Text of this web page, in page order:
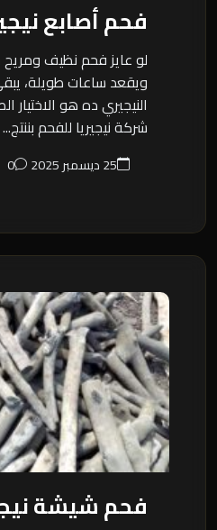
فحم أصابع
لو عايز فحم نظيف
ويقعد ساعات طويلة،
النيجيري ده هو الاختيار
شركة نيجيريا للفحم بننتج...
25 ديسمبر 2025 0
فحم شيشة